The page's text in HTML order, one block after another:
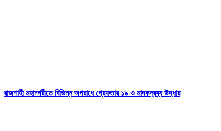
রাজশাহী মহানগরীতে বিভিন্ন অপরাধে গ্রেফতার ১৯ ও মাদকদ্রব্য উদ্ধার